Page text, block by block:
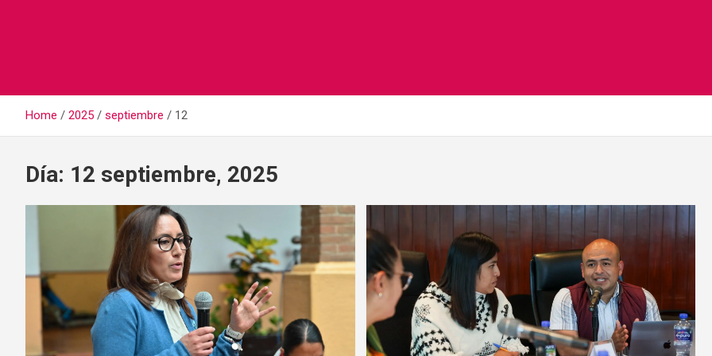
Home 2025 septiembre 12
Día: 12 septiembre, 2025